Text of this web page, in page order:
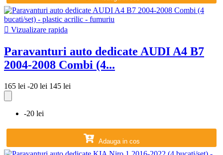
 Vizualizare rapida
Paravanturi auto dedicate AUDI A4 B7
2004-2008 Combi (4...
165 lei -20 lei 145 lei
-20 lei
Adauga in cos